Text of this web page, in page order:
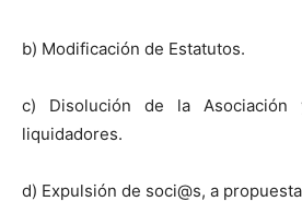
b) Modificación de Estatutos.
c) Disolución de la Asociación
liquidadores.
d) Expulsión de soci@s, a